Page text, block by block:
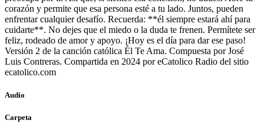
corazón y permite que esa persona esté a tu lado. Juntos, pueden
enfrentar cualquier desafío. Recuerda: **él siempre estará ahí para
cuidarte**. No dejes que el miedo o la duda te frenen. Permítete ser
feliz, rodeado de amor y apoyo. ¡Hoy es el día para dar ese paso!
Versión 2 de la canción católica Él Te Ama. Compuesta por José
Luis Contreras. Compartida en 2024 por eCatolico Radio del sitio
ecatolico.com
Audio
Carpeta